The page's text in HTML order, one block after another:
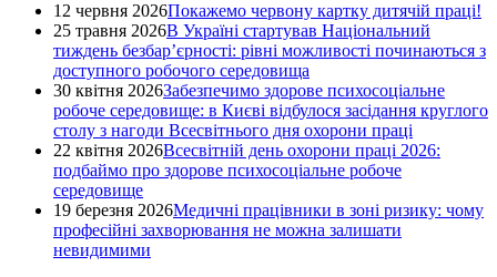
12 червня 2026Покажемо червону картку дитячій праці!
25 травня 2026В Україні стартував Національний
тиждень безбар’єрності: рівні можливості починаються з
доступного робочого середовища
30 квітня 2026Забезпечимо здорове психосоціальне
робоче середовище: в Києві відбулося засідання круглого
столу з нагоди Всесвітнього дня охорони праці
22 квітня 2026Всесвітній день охорони праці 2026:
подбаймо про здорове психосоціальне робоче
середовище
19 березня 2026Медичні працівники в зоні ризику: чому
професійні захворювання не можна залишати
невидимими